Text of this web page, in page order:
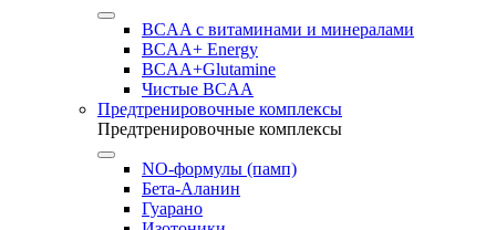
BCAA с витаминами и минералами
BCAA+ Energy
BCAA+Glutamine
Чистые BCAA
Предтренировочные комплексы
Предтренировочные комплексы
NO-формулы (памп)
Бета-Аланин
Гуарано